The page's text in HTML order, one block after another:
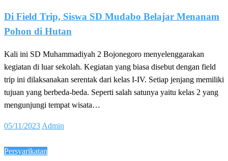
Di Field Trip, Siswa SD Mudabo Belajar Menanam
Pohon di Hutan
Kali ini SD Muhammadiyah 2 Bojonegoro menyelenggarakan
kegiatan di luar sekolah. Kegiatan yang biasa disebut dengan field
trip ini dilaksanakan serentak dari kelas I-IV. Setiap jenjang memiliki
tujuan yang berbeda-beda. Seperti salah satunya yaitu kelas 2 yang
mengunjungi tempat wisata…
Posted
05/11/2023Admin
Persyarikatan